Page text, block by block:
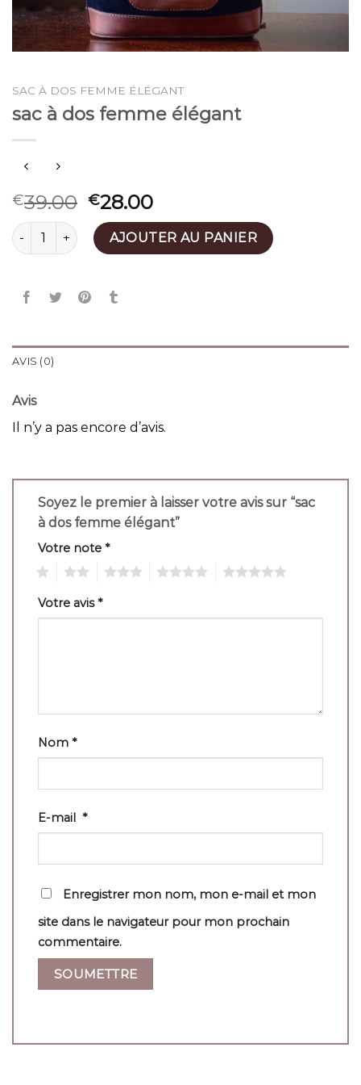
SAC À DOS FEMME ÉLÉGANT
sac à dos femme élégant
€39.00 €28.00
quantité de sac à dos femme élégant
AJOUTER AU PANIER
AVIS (0)
Avis
Il n’y a pas encore d’avis.
Soyez le premier à laisser votre avis sur “sac
à dos femme élégant”
Votre note *
Votre avis*
Nom *
E-mail *
Enregistrer mon nom, mon e-mail et mon
site dans le navigateur pour mon prochain
commentaire.